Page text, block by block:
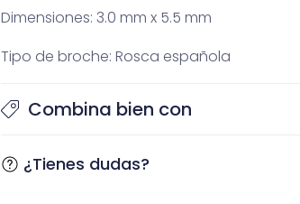
Dimensiones: 3.0 mm x 5.5 mm
Tipo de broche: Rosca española
Combina bien con
¿Tienes dudas?